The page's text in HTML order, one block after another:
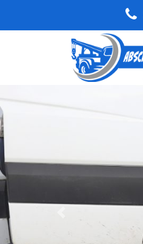
Hauptnavigation
Zurück